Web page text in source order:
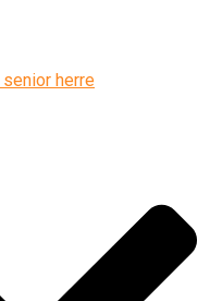
herre